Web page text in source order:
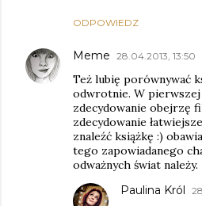
ODPOWIEDZ
Meme 28.04.2013, 13:50
Też lubię porównywać
odwrotnie. W
zdecydowanie obejrzę
zdecydowanie
znaleźć książkę :)
tego zapowiadanego
odważnych świat należy.
Paulina Król